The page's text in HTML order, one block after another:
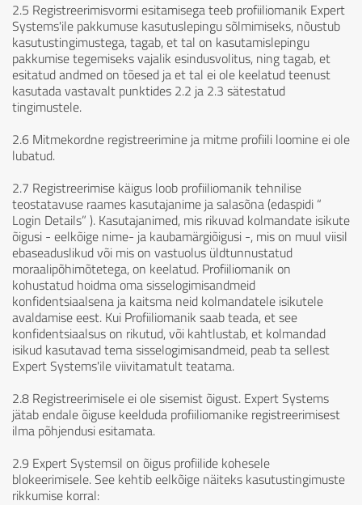
2.5 Registreerimisvormi esitamisega teeb profiiliomanik Expert
Systems'ile pakkumuse kasutuslepingu sõlmimiseks, nõustub
kasutustingimustega, tagab, et tal on kasutamislepingu
pakkumise tegemiseks vajalik esindusvolitus, ning tagab, et
esitatud andmed on tõesed ja et tal ei ole keelatud teenust
kasutada vastavalt punktides 2.2 ja 2.3 sätestatud
tingimustele.
2.6 Mitmekordne registreerimine ja mitme profiili loomine ei ole
lubatud.
2.7 Registreerimise käigus loob profiiliomanik tehnilise
teostatavuse raames kasutajanime ja salasõna (edaspidi “
Login Details” ). Kasutajanimed, mis rikuvad kolmandate isikute
õigusi - eelkõige nime- ja kaubamärgiõigusi -, mis on muul viisil
ebaseaduslikud või mis on vastuolus üldtunnustatud
moraalipõhimõtetega, on keelatud. Profiiliomanik on
kohustatud hoidma oma sisselogimisandmeid
konfidentsiaalsena ja kaitsma neid kolmandatele isikutele
avaldamise eest. Kui Profiiliomanik saab teada, et see
konfidentsiaalsus on rikutud, või kahtlustab, et kolmandad
isikud kasutavad tema sisselogimisandmeid, peab ta sellest
Expert Systems'ile viivitamatult teatama.
2.8 Registreerimisele ei ole sisemist õigust. Expert Systems
jätab endale õiguse keelduda profiiliomanike registreerimisest
ilma põhjendusi esitamata.
2.9 Expert Systemsil on õigus profiilide kohesele
blokeerimisele. See kehtib eelkõige näiteks kasutustingimuste
rikkumise korral: